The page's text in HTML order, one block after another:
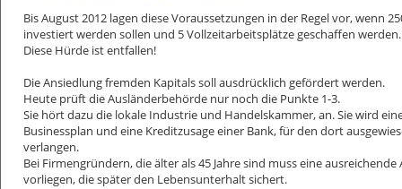
Bis August 2012 lagen diese Voraussetzungen in der Regel vor, wenn
investiert werden sollen und 5 Vollzeitarbeitsplätze geschaffen werden.
Diese Hürde ist entfallen!
Die Ansiedlung fremden Kapitals soll ausdrücklich gefördert werden.
Heute prüft die Ausländerbehörde nur noch die Punkte 1-3.
Sie hört dazu die lokale Industrie und Handelskammer, an. Sie wird
Businessplan und eine Kreditzusage einer Bank, für den dort
verlangen.
Bei Firmengründern, die älter als 45 Jahre sind muss eine
vorliegen, die später den Lebensunterhalt sichert.